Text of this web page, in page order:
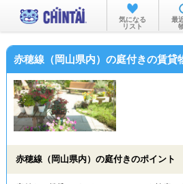
お部屋を探す
沿線・
物件特
気になる
リスト
最
赤穂線（岡山県内）の庭付きの賃貸
赤穂線（岡山県内）の庭付きのポイント